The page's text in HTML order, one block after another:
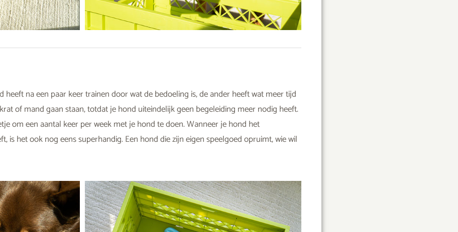
heeft na een paar keer trainen door wat de bedoeling is, de ander heeft wat meer tijd
of mand gaan staan, totdat je hond uiteindelijk geen begeleiding meer nodig heeft.
om een aantal keer per week met je hond te doen. Wanneer je hond het
is het ook nog eens superhandig. Een hond die zijn eigen speelgoed opruimt, wie wil